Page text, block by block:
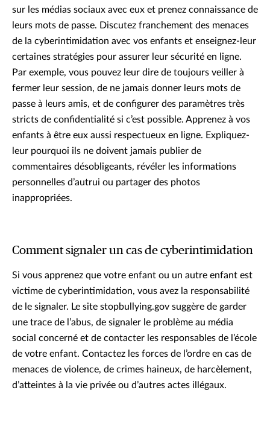
sur les médias sociaux avec eux et prenez connaissance de
leurs mots de passe. Discutez franchement des menaces
de la cyberintimidation avec vos enfants et enseignez-leur
certaines stratégies pour assurer leur sécurité en ligne.
Par exemple, vous pouvez leur dire de toujours veiller à
fermer leur session, de ne jamais donner leurs mots de
passe à leurs amis, et de configurer des paramètres très
stricts de confidentialité si c’est possible. Apprenez à vos
enfants à être eux aussi respectueux en ligne. Expliquez-
leur pourquoi ils ne doivent jamais publier de
commentaires désobligeants, révéler les informations
personnelles d’autrui ou partager des photos
inappropriées.
Comment signaler un cas de cyberintimidation
Si vous apprenez que votre enfant ou un autre enfant est
victime de cyberintimidation, vous avez la responsabilité
de le signaler. Le site stopbullying.gov suggère de garder
une trace de l’abus, de signaler le problème au média
social concerné et de contacter les responsables de l’école
de votre enfant. Contactez les forces de l’ordre en cas de
menaces de violence, de crimes haineux, de harcèlement,
d’atteintes à la vie privée ou d’autres actes illégaux.